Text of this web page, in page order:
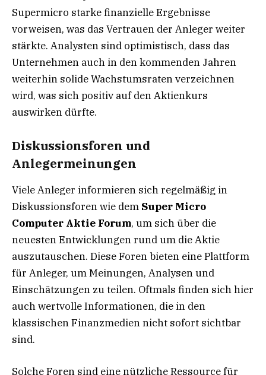
Supermicro starke finanzielle Ergebnisse
vorweisen, was das Vertrauen der Anleger weiter
stärkte. Analysten sind optimistisch, dass das
Unternehmen auch in den kommenden Jahren
weiterhin solide Wachstumsraten verzeichnen
wird, was sich positiv auf den Aktienkurs
auswirken dürfte.
Diskussionsforen und
Anlegermeinungen
Viele Anleger informieren sich regelmäßig in
Diskussionsforen wie dem Super Micro
Computer Aktie Forum, um sich über die
neuesten Entwicklungen rund um die Aktie
auszutauschen. Diese Foren bieten eine Plattform
für Anleger, um Meinungen, Analysen und
Einschätzungen zu teilen. Oftmals finden sich hier
auch wertvolle Informationen, die in den
klassischen Finanzmedien nicht sofort sichtbar
sind.
Solche Foren sind eine nützliche Ressource für